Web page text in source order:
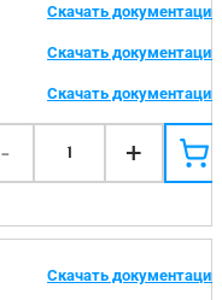
Скачать
Скачать
Скачать
- 1 +
Скачать